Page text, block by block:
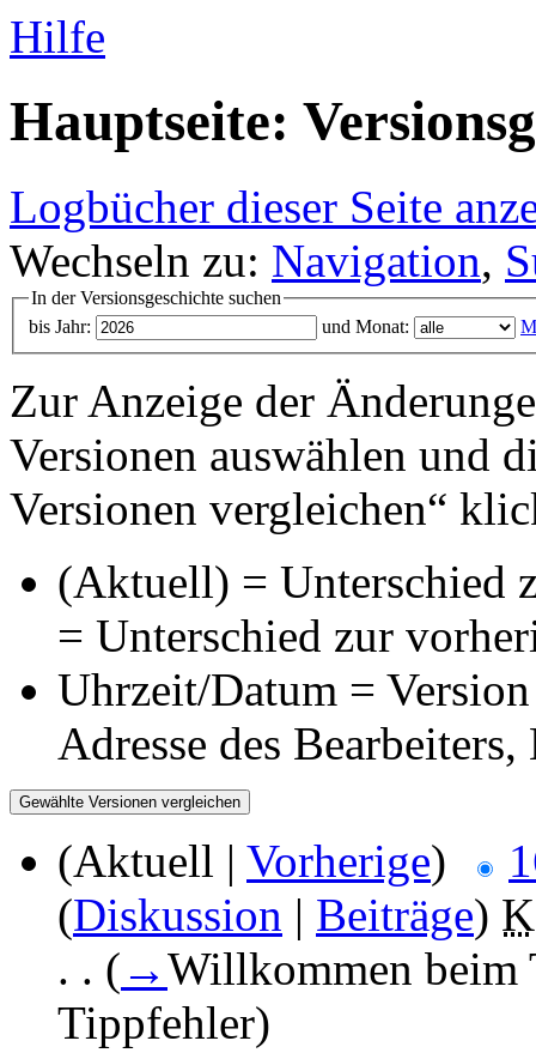
Hilfe
Hauptseite:
Logbücher dieser Seite
Wechseln zu: Navigation,
In der Versionsgeschichte suchen
bis Jahr:
und Monat:
Zur Anzeige der
Versionen auswählen und
Versionen vergleichen“
(Aktuell) = Unterschied
= Unterschied zur
Uhrzeit/Datum =
Adresse des
(Aktuell | Vorherige)
(Diskussion | Beiträge) K
. . ( →Willkommen beim
Tippfehler)